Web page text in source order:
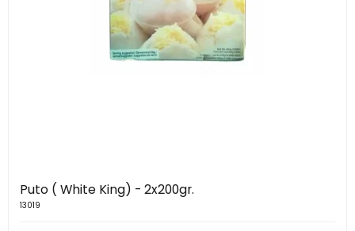
Puto ( White King) - 2x200gr.
13019